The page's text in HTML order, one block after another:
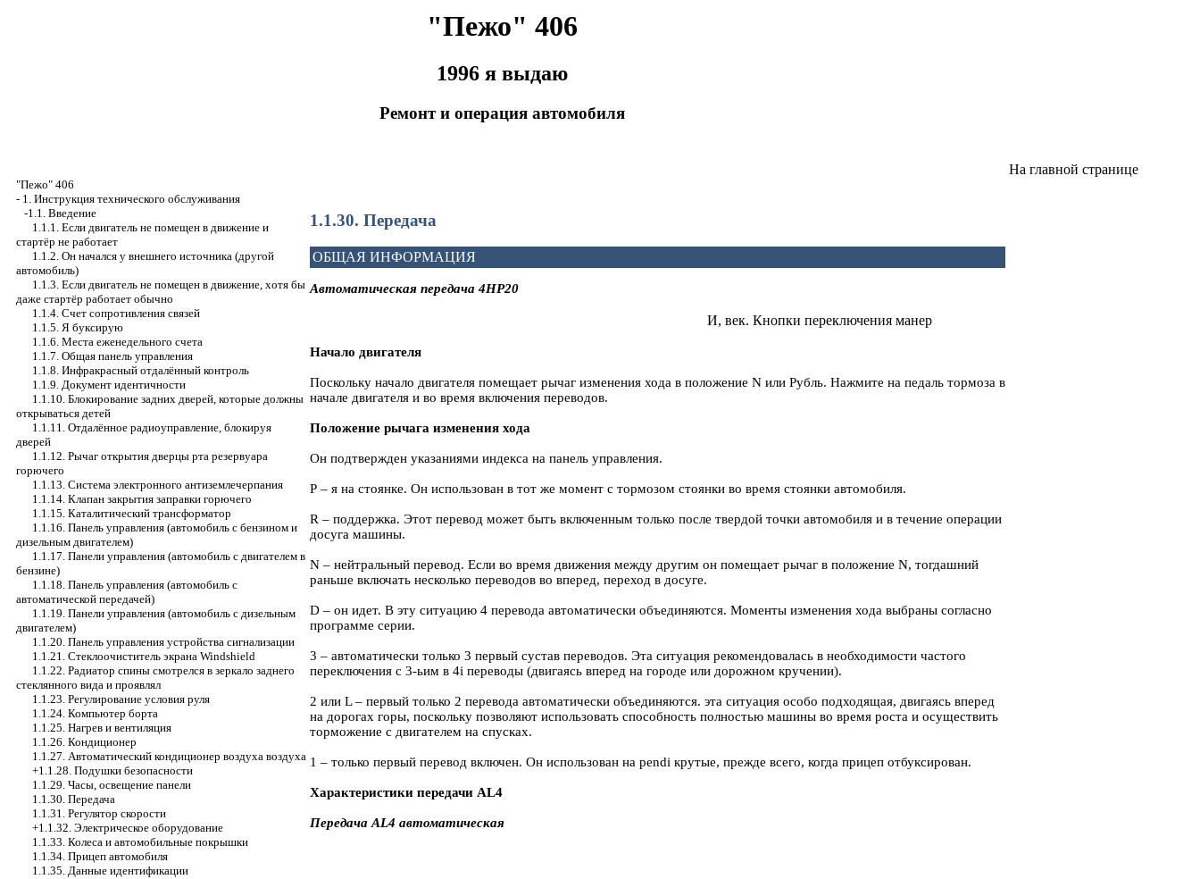
"Пежо" 406
1996 я выдаю
Ремонт и операция автомобиля
"Пежо" 406
- 1. Инструкция технического обслуживания
-1.1. Введение
1.1.1. Если двигатель не помещен в движение и
стартёр не работает
1.1.2. Он начался у внешнего источника (другой
автомобиль)
1.1.3. Если двигатель не помещен в движение, хотя бы
даже стартёр работает обычно
1.1.4. Счет сопротивления связей
1.1.5. Я буксирую
1.1.6. Места еженедельного счета
1.1.7. Общая панель управления
1.1.8. Инфракрасный отдалённый контроль
1.1.9. Документ идентичности
1.1.10. Блокирование задних дверей, которые должны
открываться детей
1.1.11. Отдалённое радиоуправление, блокируя
дверей
1.1.12. Рычаг открытия дверцы рта резервуара
горючего
1.1.13. Система электронного антиземлечерпания
1.1.14. Клапан закрытия заправки горючего
1.1.15. Каталитический трансформатор
1.1.16. Панель управления (автомобиль с бензином и
дизельным двигателем)
1.1.17. Панели управления (автомобиль с двигателем в
бензине)
1.1.18. Панель управления (автомобиль с
автоматической передачей)
1.1.19. Панели управления (автомобиль с дизельным
двигателем)
1.1.20. Панель управления устройства сигнализации
1.1.21. Стеклоочиститель экрана Windshield
1.1.22. Радиатор спины смотрелся в зеркало заднего
стеклянного вида и проявлял
1.1.23. Регулирование условия руля
1.1.24. Компьютер борта
1.1.25. Нагрев и вентиляция
1.1.26. Кондиционер
1.1.27. Автоматический кондиционер воздуха воздуха
+1.1.28. Подушки безопасности
1.1.29. Часы, освещение панели
1.1.30. Передача
1.1.31. Регулятор скорости
+1.1.32. Электрическое оборудование
1.1.33. Колеса и автомобильные покрышки
1.1.34. Прицеп автомобиля
1.1.35. Данные идентификации
1.1.30. Передача
ОБЩАЯ ИНФОРМАЦИЯ
Автоматическая передача 4HP20
И, век. Кнопки переключения манер
Начало двигателя
Поскольку начало двигателя помещает рычаг изменения хода в положение N или Рубль. Нажмите на педаль тормоза в
начале двигателя и во время включения переводов.
Положение рычага изменения хода
Он подтвержден указаниями индекса на панель управления.
Р – я на стоянке. Он использован в тот же момент с тормозом стоянки во время стоянки автомобиля.
R – поддержка. Этот перевод может быть включенным только после твердой точки автомобиля и в течение операции
досуга машины.
N – нейтральный перевод. Если во время движения между другим он помещает рычаг в положение N, тогдашний
раньше включать несколько переводов во вперед, переход в досуге.
D – он идет. В эту ситуацию 4 перевода автоматически объединяются. Моменты изменения хода выбраны согласно
программе серии.
3 – автоматически только 3 первый сустав переводов. Эта ситуация рекомендовалась в необходимости частого
переключения с 3-ьим в 4i переводы (двигаясь вперед на городе или дорожном кручении).
2 или L – первый только 2 перевода автоматически объединяются. эта ситуация особо подходящая, двигаясь вперед
на дорогах горы, поскольку позволяют использовать способность полностью машины во время роста и осуществить
торможение с двигателем на спусках.
1 – только первый перевод включен. Он использован на pendi крутые, прежде всего, когда прицеп отбуксирован.
Характеристики передачи AL4
Передача AL4 автоматическая
На главной странице